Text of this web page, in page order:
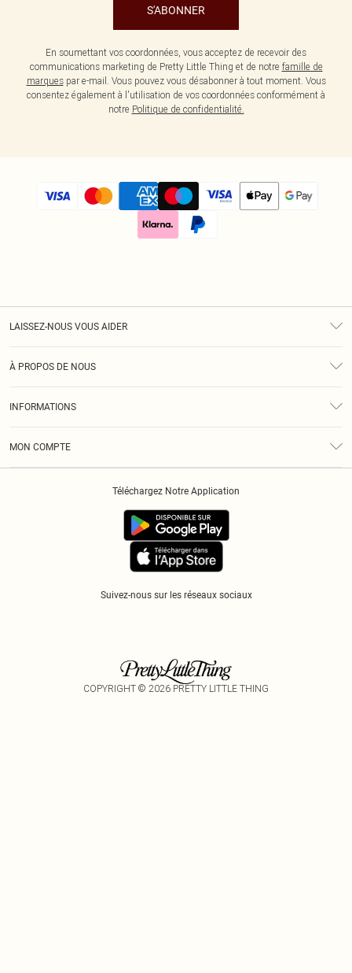
S'ABONNER
En soumettant vos coordonnées, vous acceptez de recevoir des
communications marketing de Pretty Little Thing et de notre famille de
marquespar e-mail. Vous pouvez vous désabonner à tout moment. Vous
consentez également à l'utilisation de vos coordonnées conformément à
notre Politique de confidentialité.
LAISSEZ-NOUS VOUS AIDER
À PROPOS DE NOUS
INFORMATIONS
MON COMPTE
Suivez-nous sur les réseaux sociaux
Téléchargez Notre Application
COPYRIGHT © 2026 PRETTY LITTLE THING